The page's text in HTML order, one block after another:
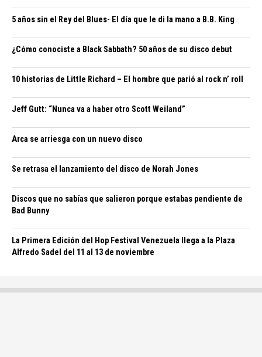
5 años sin el Rey del Blues- El día que le di la mano a B.B. King
¿Cómo conociste a Black Sabbath? 50 años de su disco debut
10 historias de Little Richard – El hombre que parió al rock n’ roll
Jeff Gutt: “Nunca va a haber otro Scott Weiland”
Arca se arriesga con un nuevo disco
Se retrasa el lanzamiento del disco de Norah Jones
Discos que no sabías que salieron porque estabas pendiente de
Bad Bunny
La Primera Edición del Hop Festival Venezuela llega a la Plaza
Alfredo Sadel del 11 al 13 de noviembre